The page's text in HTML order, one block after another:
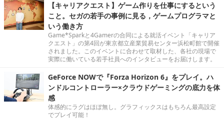
【キャリアクエスト】ゲーム作りを仕事にするという
こと。セガの若手の事例に見る，ゲームプログラマと
いう働き方
Game*Sparkと4Gamerの合同による就活イベント「キャリア
クエスト」の第4回が東京都立産業貿易センター浜松町館で開催
されました。このイベントに合わせて取材した、各社の現場で
実際に働いている若手社員へのインタビューをお届けします。
GeForce NOWで『Forza Horizon 6』をプレイ。ハ
ンドルコントローラー×クラウドゲーミングの底力を体
感
体感的にラグはほぼ無し。グラフィックスはもちろん最高設定
でプレイ可能！